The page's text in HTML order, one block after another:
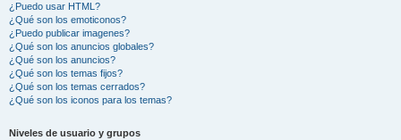
¿Puedo usar HTML?
¿Qué son los emoticonos?
¿Puedo publicar imagenes?
¿Qué son los anuncios globales?
¿Qué son los anuncios?
¿Qué son los temas fijos?
¿Qué son los temas cerrados?
¿Qué son los iconos para los temas?
Niveles de usuario y grupos